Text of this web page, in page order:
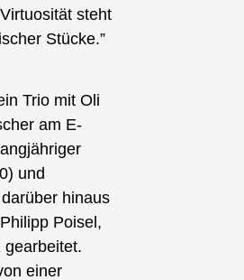
steht
Stücke.”
Trio mit Oli
am E-
und
hinaus
Poisel,
gearbeitet.
einer